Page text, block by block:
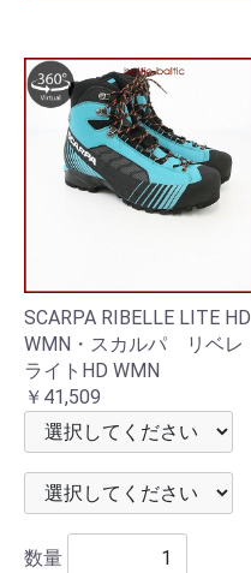
SCARPA RIBELLE LITE HD
WMN・スカルパ リベレ
ライトHD WMN
￥41,509
数量